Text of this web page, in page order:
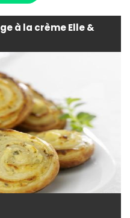
à la crème Elle &